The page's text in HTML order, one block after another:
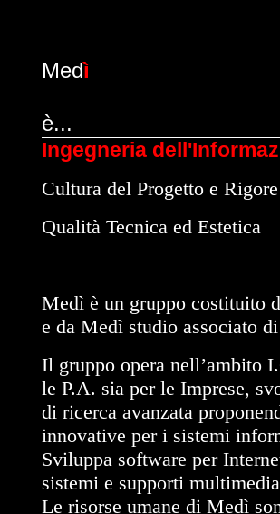
Medì
è...
Ingegneria
Cultura del Progetto e
Qualità Tecnica ed Estetica
Medì è un gruppo costituito
e da Medì studio associato
Il gruppo opera nell’ambito
le P.A. sia per le Imprese,
di ricerca avanzata
innovative per i sistemi
Sviluppa software per
sistemi e supporti
Le risorse umane di Medì